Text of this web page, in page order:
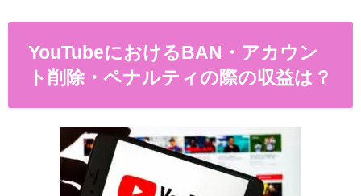
YouTubeにおけるBAN・アカウン
ト削除・ペナルティの際の収益は？